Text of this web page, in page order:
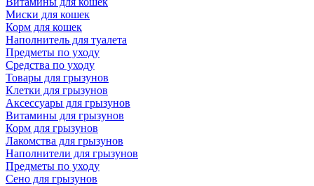
Миски для кошек
Корм для кошек
Наполнитель для туалета
Предметы по уходу
Средства по уходу
Товары для грызунов
Клетки для грызунов
Аксессуары для грызунов
Витамины для грызунов
Корм для грызунов
Лакомства для грызунов
Наполнители для грызунов
Предметы по уходу
Сено для грызунов